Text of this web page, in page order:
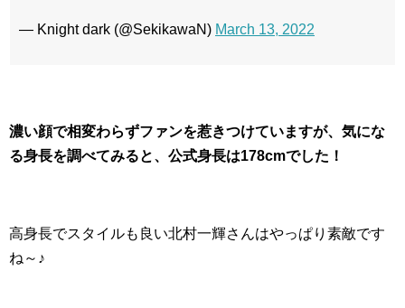
— Knight dark (@SekikawaN) March 13, 2022
濃い顔で相変わらずファンを惹きつけていますが、気にな
る身長を調べてみると、公式身長は178cmでした！
高身長でスタイルも良い北村一輝さんはやっぱり素敵です
ね～♪